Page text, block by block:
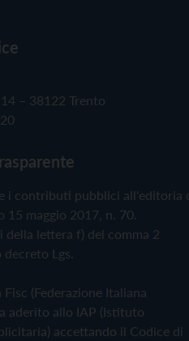
– 38122 Trento
i contributi pubblici all'editoria
maggio 2017, n. 70.
della lettera f) del comma 2
Lgs.
(Federazione Italiana
aderito allo IAP (Istituto
accettando il Codice di